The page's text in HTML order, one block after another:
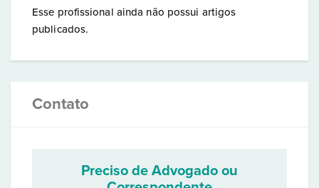
Esse profissional ainda não possui artigos
publicados.
Contato
Preciso de Advogado ou